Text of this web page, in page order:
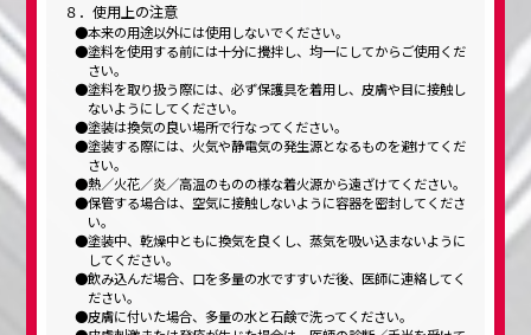
８．使用上の注意
本来の用途以外には使用しないでください。
塗料を使用する前には十分に攪拌し、均一にしてからご使用くだ
さい。
塗料を取り扱う際には、必ず保護具を着用し、皮膚や目に接触し
ないようにしてください。
塗装は換気の良い場所で行なってください。
塗装する際には、火気や静電気の発生源となるものを避けてくだ
さい。
熱／火花／炎／高温のものの様な着火源から遠ざけてください。
保管する場合は、空気に接触しないように容器を密封してくださ
い。
塗装中、乾燥中ともに換気を良くし、蒸気を吸い込まないように
してください。
飲み込んだ場合、口を多量の水ですすいだ後、医師に連絡してく
ださい。
皮膚に付いた場合、多量の水と石鹸で洗ってください。